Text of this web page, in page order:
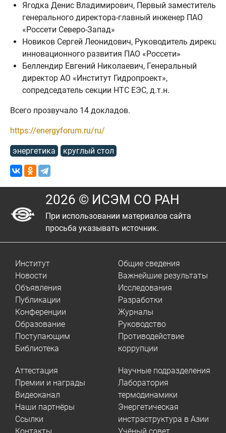
Ягодка Денис Владимирович, Первый заместитель
генерального директора-главный инженер ПАО
«Россети Северо-Запад»
Новиков Сергей Леонидович, Руководитель дирекции
инновационного развития ПАО «Россети»
Беллендир Евгений Николаевич, Генеральный
директор АО «Институт Гидропроект»,
сопредседатель секции НТС ЕЭС, д.т.н.
Всего прозвучало 14 докладов.
https://energyforum.ru/ru/
энергетика круглый стол
2026 © ИСЭМ СО РАН
При использовании материалов сайта
просьба указывать источник.
Институт
Новости
Объявления
Публикации
Конференции
Образование
Поступающим
Библиотека
Общие сведения
Важнейшие результаты
Исследования
Разработки
Журналы
Руководство
Противодействие
коррупции
Аттестация
Премии и награды
Видеоканал
Наши партнёры
Ссылки
Научные подразделения
Лаборатория
термодинамики
Энергетическая
инстраструктура в Азии